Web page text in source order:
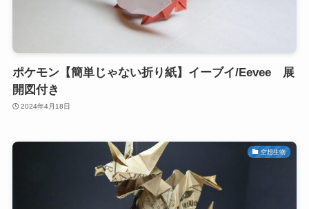
ポケモン【簡単じゃない折り紙】イーブイ/Eevee 展
開図付き
2024年4月18日
空想生物